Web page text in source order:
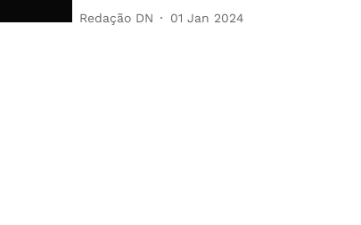
Redação DN 01 Jan 2024